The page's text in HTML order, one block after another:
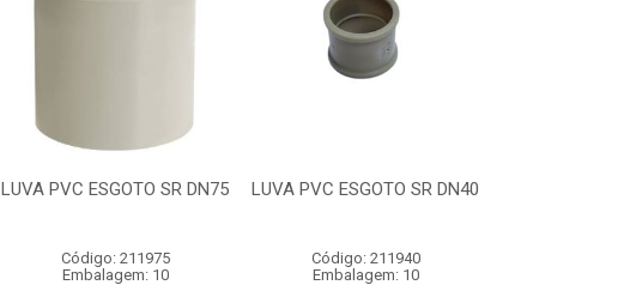
LUVA PVC ESGOTO SR DN75
Código: 211975
Embalagem: 10
LUVA PVC ESGOTO SR DN40
Código: 211940
Embalagem: 10